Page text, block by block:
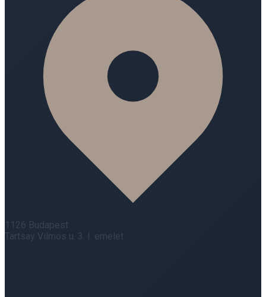
1126 Budapest
Tartsay Vilmos u. 3. I. emelet